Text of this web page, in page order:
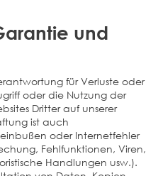
und
für Verluste oder
oder die Nutzung der
Dritter auf unserer
ist auch
oder Internetfehler
Fehlfunktionen, Viren,
Handlungen usw.).